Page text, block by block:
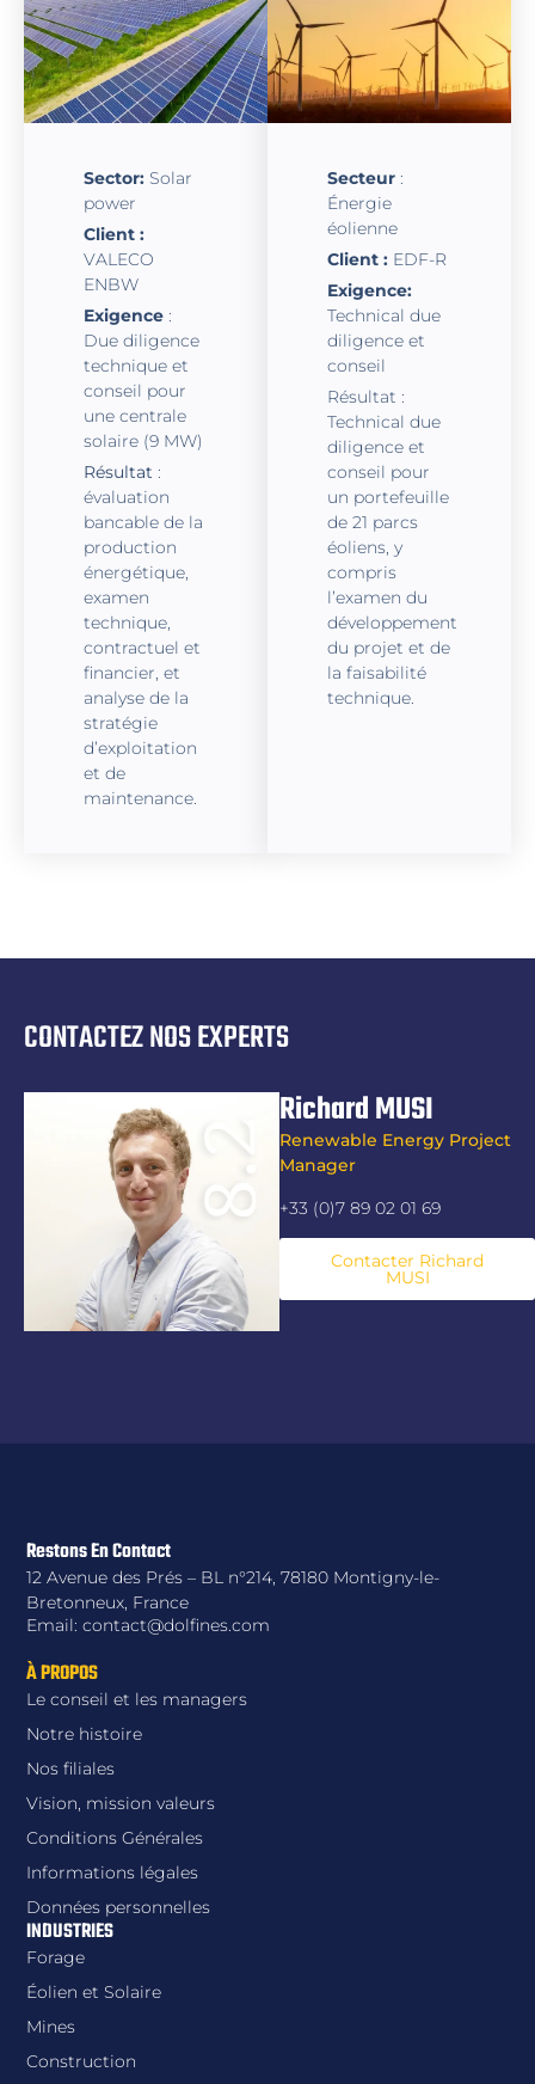
Sector: Solar
power
Client :
VALECO
ENBW
Exigence :
Due diligence
technique et
conseil pour
une centrale
solaire (9 MW)
Résultat :
évaluation
bancable de la
production
énergétique,
examen
technique,
contractuel et
financier, et
analyse de la
stratégie
d’exploitation
et de
maintenance.
Secteur :
Énergie
éolienne
Client : EDF-R
Exigence:
Technical due
diligence et
conseil
Résultat :
Technical due
diligence et
conseil pour
un portefeuille
de 21 parcs
éoliens, y
compris
l’examen du
développement
du projet et de
la faisabilité
technique.
CONTACTEZ NOS EXPERTS
Richard MUSI
Renewable Energy Project
Manager
+33 (0)7 89 02 01 69
Contacter Richard
MUSI
À PROPOS
Le conseil et les managers
Notre histoire
Nos filiales
Vision, mission valeurs
Conditions Générales
Informations légales
Données personnelles
INDUSTRIES
Forage
Éolien et Solaire
Mines
Construction
Restons En Contact
12 Avenue des Prés – BL n°214, 78180 Montigny-le-
Bretonneux, France
Email: contact@dolfines.com